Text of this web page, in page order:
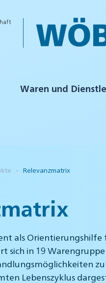
Waren und
Relevanzmatrix
als
sich in 19
Lebenszyklus